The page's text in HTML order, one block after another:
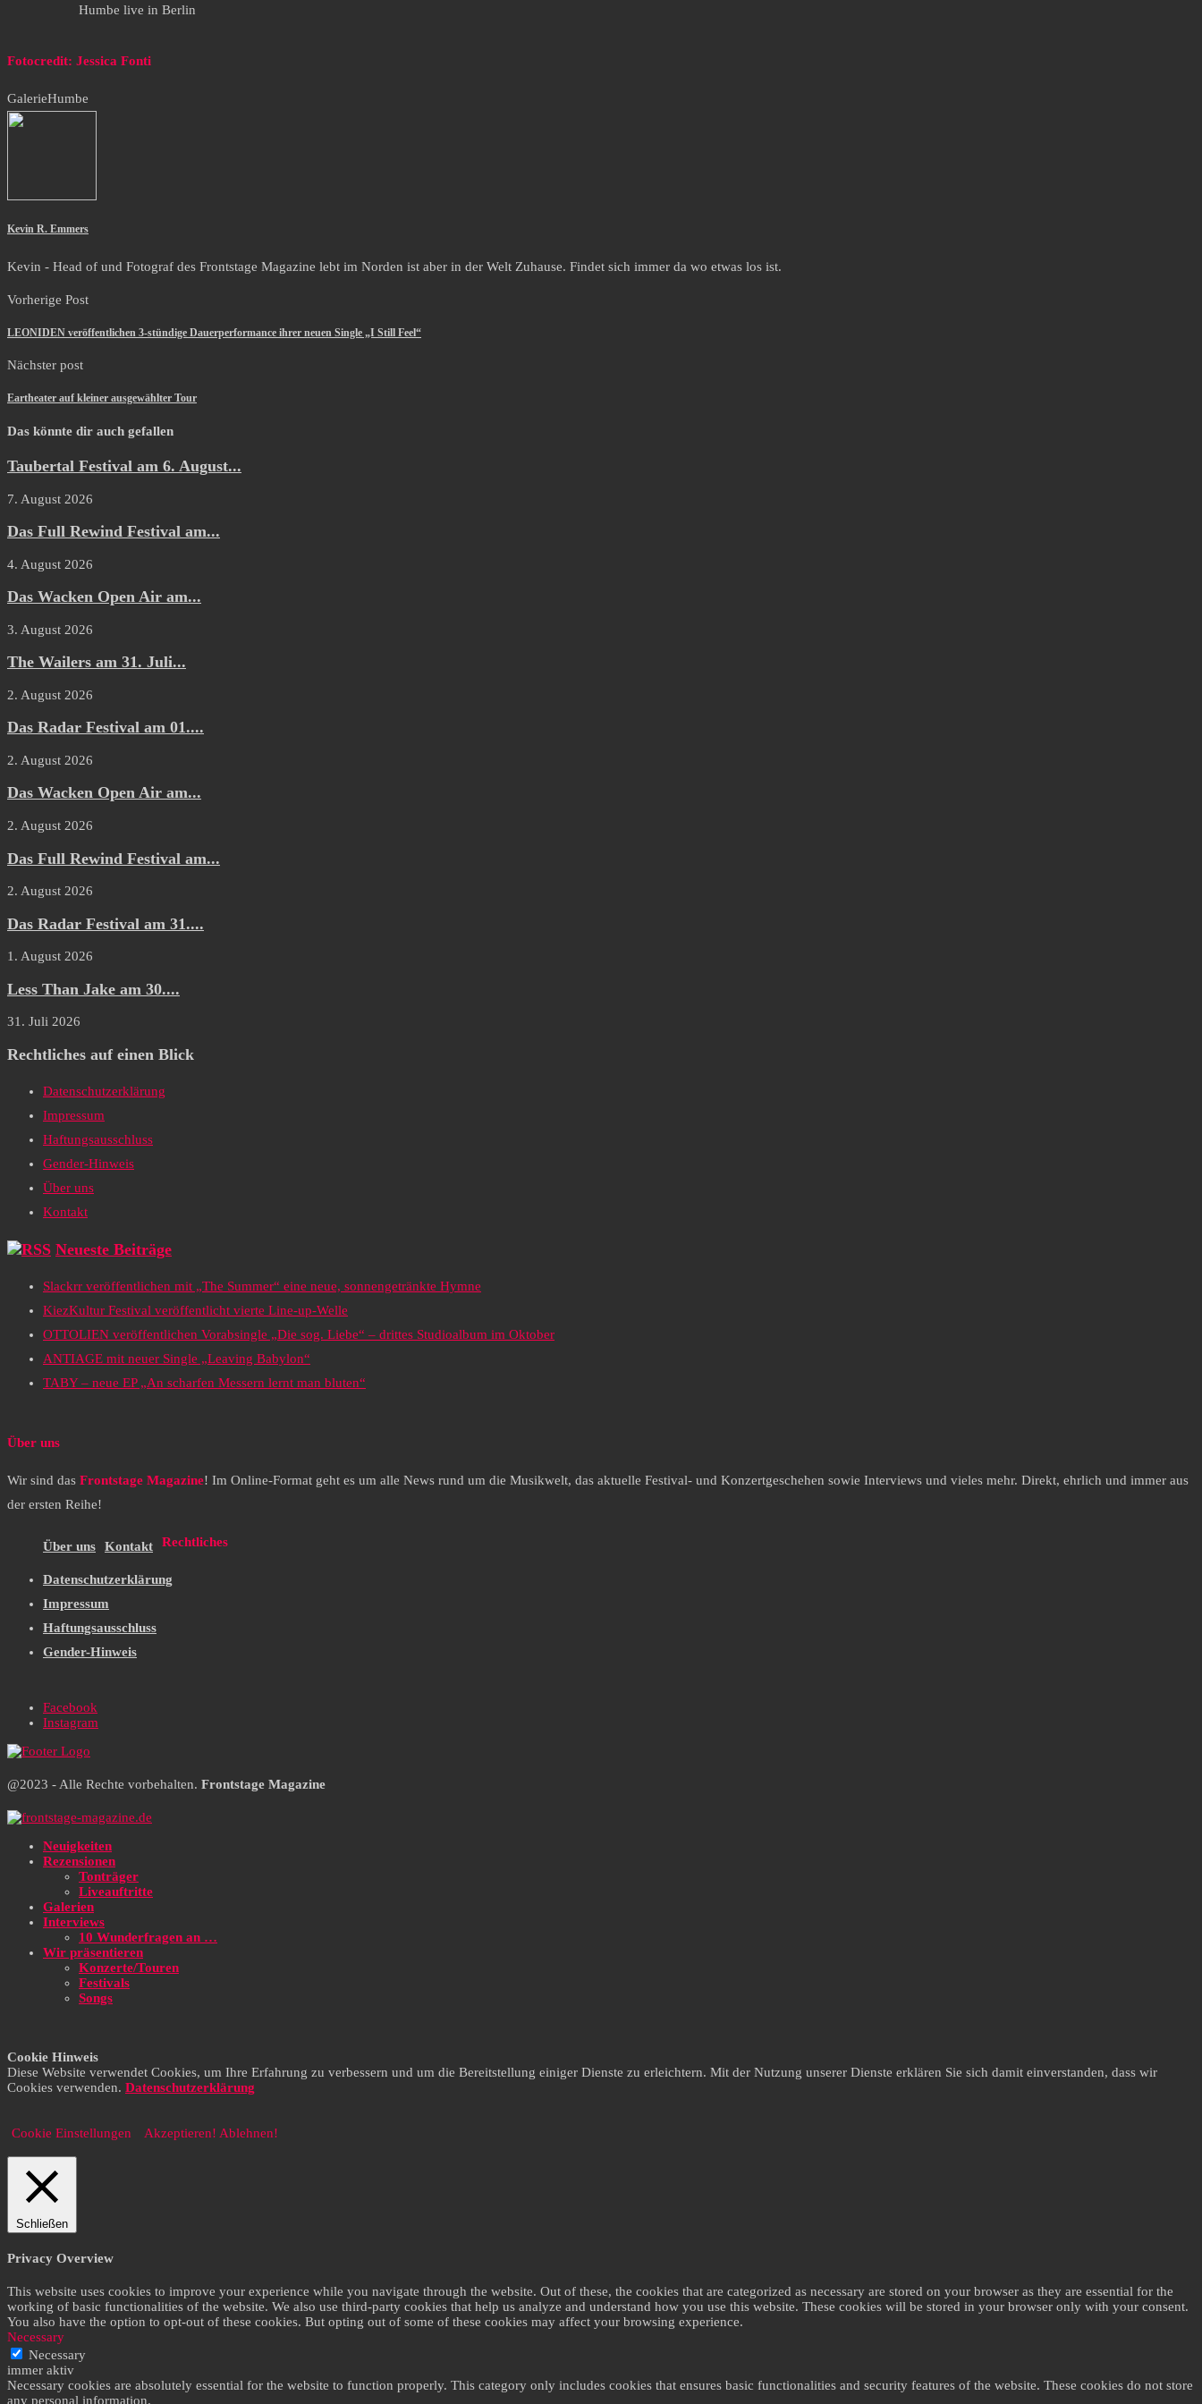
Humbe live in Berlin
Fotocredit: Jessica Fonti
GalerieHumbe
Kevin R. Emmers
Kevin - Head of und Fotograf des Frontstage Magazine lebt im Norden ist aber in der Welt Zuhause. Findet sich immer da wo etwas los ist.
Vorherige Post
LEONIDEN veröffentlichen 3-stündige Dauerperformance ihrer neuen Single „I Still Feel“
Nächster post
Eartheater auf kleiner ausgewählter Tour
Das könnte dir auch gefallen
Taubertal Festival am 6. August...
7. August 2026
Das Full Rewind Festival am...
4. August 2026
Das Wacken Open Air am...
3. August 2026
The Wailers am 31. Juli...
2. August 2026
Das Radar Festival am 01....
2. August 2026
Das Wacken Open Air am...
2. August 2026
Das Full Rewind Festival am...
2. August 2026
Das Radar Festival am 31....
1. August 2026
Less Than Jake am 30....
31. Juli 2026
Rechtliches auf einen Blick
Datenschutzerklärung
Impressum
Haftungsausschluss
Gender-Hinweis
Über uns
Kontakt
Neueste Beiträge
Slackrr veröffentlichen mit „The Summer“ eine neue, sonnengetränkte Hymne
KiezKultur Festival veröffentlicht vierte Line-up-Welle
OTTOLIEN veröffentlichen Vorabsingle „Die sog. Liebe“ – drittes Studioalbum im Oktober
ANTIAGE mit neuer Single „Leaving Babylon“
TABY – neue EP „An scharfen Messern lernt man bluten“
Über uns
Wir sind das Frontstage Magazine! Im Online-Format geht es um alle News rund um die Musikwelt, das aktuelle Festival- und Konzertgeschehen sowie Interviews und vieles mehr. Direkt, ehrlich und immer aus
der ersten Reihe!
Über uns Kontakt Rechtliches
Datenschutzerklärung
Impressum
Haftungsausschluss
Gender-Hinweis
Facebook
Instagram
@2023 - Alle Rechte vorbehalten. Frontstage Magazine
Neuigkeiten
Rezensionen
Tonträger
Liveauftritte
Galerien
Interviews
10 Wunderfragen an …
Wir präsentieren
Konzerte/Touren
Festivals
Songs
Cookie Hinweis
Diese Website verwendet Cookies, um Ihre Erfahrung zu verbessern und um die Bereitstellung einiger Dienste zu erleichtern. Mit der Nutzung unserer Dienste erklären Sie sich damit einverstanden, dass wir
Cookies verwenden. Datenschutzerklärung
Cookie Einstellungen Akzeptieren! Ablehnen!
Schließen
Privacy Overview
This website uses cookies to improve your experience while you navigate through the website. Out of these, the cookies that are categorized as necessary are stored on your browser as they are essential for the
working of basic functionalities of the website. We also use third-party cookies that help us analyze and understand how you use this website. These cookies will be stored in your browser only with your consent.
You also have the option to opt-out of these cookies. But opting out of some of these cookies may affect your browsing experience.
Necessary
Necessary
immer aktiv
Necessary cookies are absolutely essential for the website to function properly. This category only includes cookies that ensures basic functionalities and security features of the website. These cookies do not store
any personal information.